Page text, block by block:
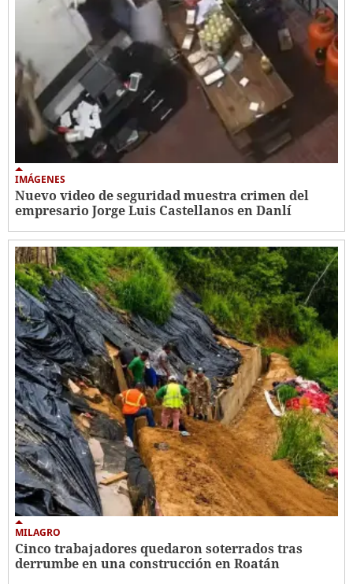
IMÁGENES
Nuevo video de seguridad muestra crimen del
empresario Jorge Luis Castellanos en Danlí
MILAGRO
Cinco trabajadores quedaron soterrados tras
derrumbe en una construcción en Roatán